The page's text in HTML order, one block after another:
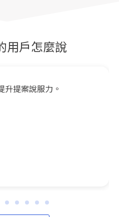
用戶怎麼說
升提案說服力。